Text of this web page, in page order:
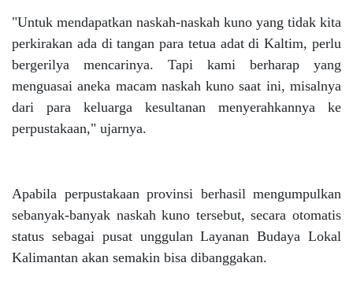
"Untuk mendapatkan naskah-naskah kuno yang tidak kita
perkirakan ada di tangan para tetua adat di Kaltim, perlu
bergerilya mencarinya. Tapi kami berharap yang
menguasai aneka macam naskah kuno saat ini, misalnya
dari para keluarga kesultanan menyerahkannya ke
perpustakaan," ujarnya.
Apabila perpustakaan provinsi berhasil mengumpulkan
sebanyak-banyak naskah kuno tersebut, secara otomatis
status sebagai pusat unggulan Layanan Budaya Lokal
Kalimantan akan semakin bisa dibanggakan.